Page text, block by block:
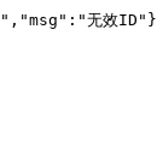
无效ID"}